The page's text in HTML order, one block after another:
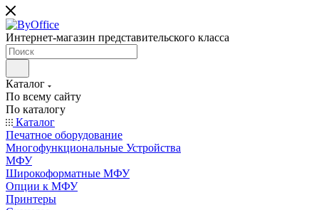
Интернет-магазин представительского класса
Каталог
По всему сайту
По каталогу
Каталог
Печатное оборудование
Многофункциональные Устройства
МФУ
Широкоформатные МФУ
Опции к МФУ
Принтеры